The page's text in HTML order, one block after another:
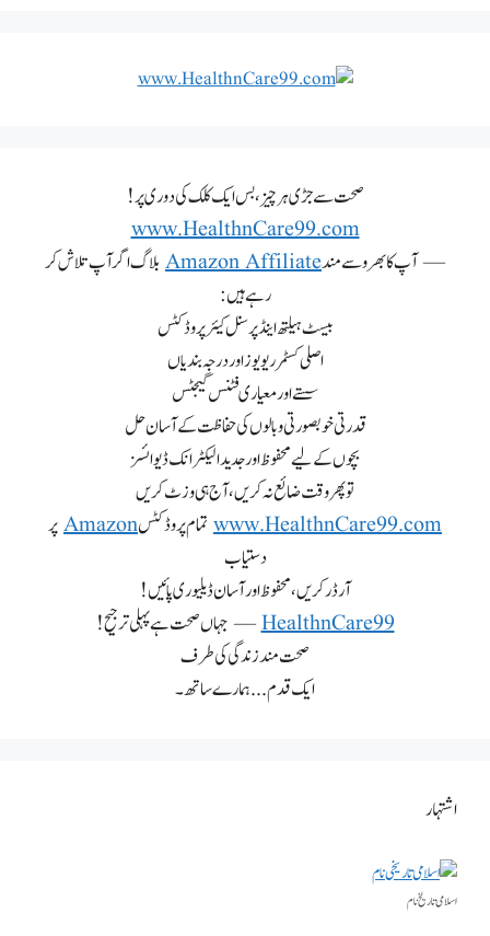
صحت سے جڑی ہر چیز، بس ایک کلک کی دوری پر!
www.HealthnCare99.com
— آپ کا بھروسے مندAmazon Affiliateبلاگ اگر آپ تلاش کر
رہے ہیں:
بیسٹ ہیلتھ اینڈ پرسنل کیئر پروڈکٹس
اصلی کسٹمر ریویوز اور درجہ بندیاں
سستے اور معیاری فٹنس گیجٹس
قدرتی خوبصورتی و بالوں کی حفاظت کے آسان حل
بچوں کے لیے محفوظ اور جدید الیکٹرانک ڈیوائسز
تو پھر وقت ضائع نہ کریں، آج ہی وزٹ کریں
www.HealthnCare99.com تمام پروڈکٹسAmazonپر
دستیاب
آرڈر کریں، محفوظ اور آسان ڈیلیوری پائیں!
HealthnCare99— جہاں صحت ہے پہلی ترجیح!
صحت مند زندگی کی طرف
ایک قدم... ہمارے ساتھ۔
اشتہار
اسلامی تاریخٰ نام